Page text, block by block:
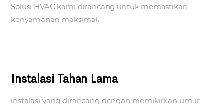
Solusi HVAC kami dirancang untuk memastikan
kenyamanan maksimal.
Instalasi Tahan Lama
instalasi yang dirancang dengan memikirkan umur